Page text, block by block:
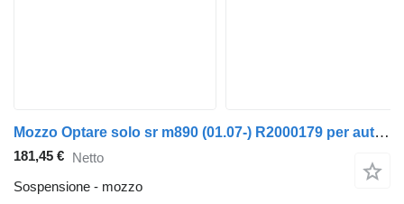
Mozzo Optare solo sr m890 (01.07-) R2000179 per autobus Optare Solo Sr, Tempo, Versa, Olymus, Toro (2004-)
181,45 € Netto
Sospensione - mozzo